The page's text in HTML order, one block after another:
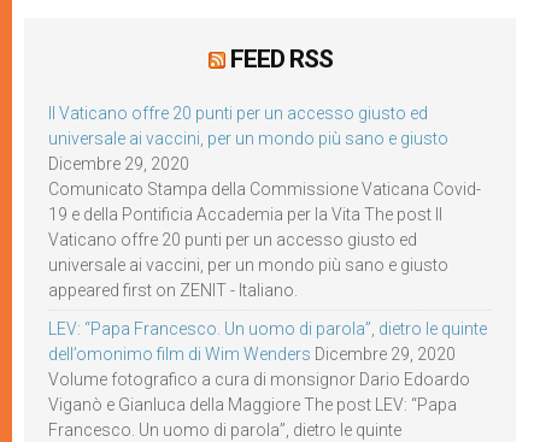
FEED RSS
Il Vaticano offre 20 punti per un accesso giusto ed
universale ai vaccini, per un mondo più sano e giusto
Dicembre 29, 2020
Comunicato Stampa della Commissione Vaticana Covid-
19 e della Pontificia Accademia per la Vita The post Il
Vaticano offre 20 punti per un accesso giusto ed
universale ai vaccini, per un mondo più sano e giusto
appeared first on ZENIT - Italiano.
LEV: “Papa Francesco. Un uomo di parola”, dietro le quinte
dell’omonimo film di Wim Wenders Dicembre 29, 2020
Volume fotografico a cura di monsignor Dario Edoardo
Viganò e Gianluca della Maggiore The post LEV: “Papa
Francesco. Un uomo di parola”, dietro le quinte